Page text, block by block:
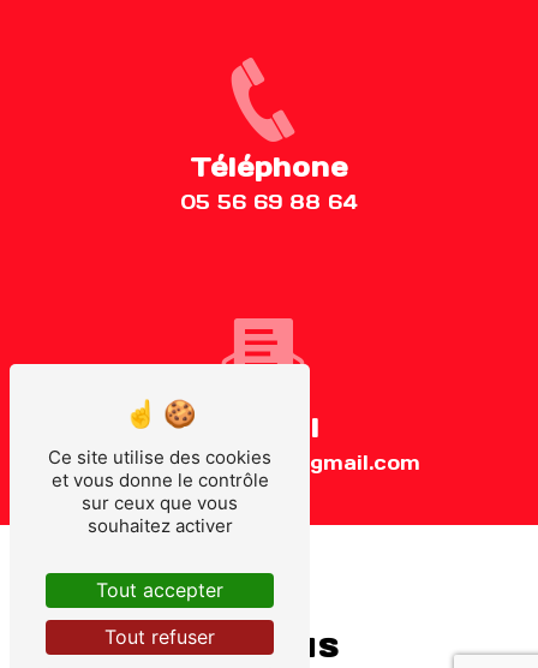
Téléphone
05 56 69 88 64
E-mail
auto.ecole.fame@gmail.com
Contactez-nous
Ce site utilise des cookies
et vous donne le contrôle
sur ceux que vous
souhaitez activer
Tout accepter
Tout refuser